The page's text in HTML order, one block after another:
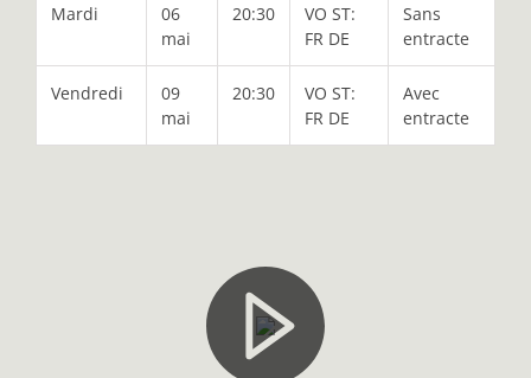
Mardi
06
mai
20:30
VO ST:
FR DE
Sans
entracte
Vendredi
09
mai
20:30
VO ST:
FR DE
Avec
entracte